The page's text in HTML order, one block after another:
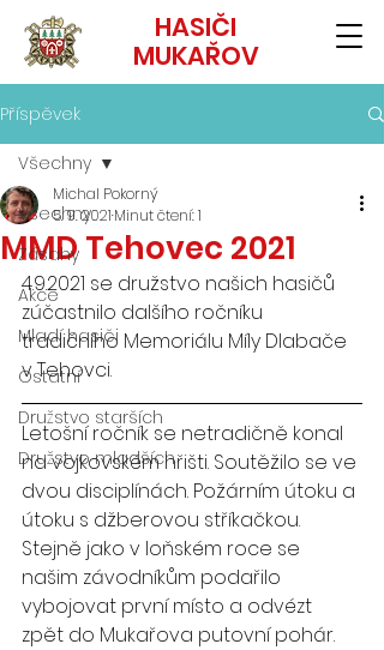
HASIČI
MUKAŘOV
Příspěvek
Všechny
Zásahy
Akce
Mladí hasiči
Ostatní
Družstvo starších
Družstvo mladších
Všechny
MMD Tehovec 2021
Michal Pokorný
5. 9. 2021 Minut čtení: 1
4.9.2021 se družstvo našich hasičů
zúčastnilo dalšího ročníku
tradičního Memoriálu Míly Dlabače
v Tehovci.
Letošní ročník se netradičně konal
na vojkovském hřišti. Soutěžilo se ve
dvou disciplínách. Požárním útoku a
útoku s džberovou stříkačkou.
Stejně jako v loňském roce se
našim závodníkům podařilo
vybojovat první místo a odvézt
zpět do Mukařova putovní pohár.